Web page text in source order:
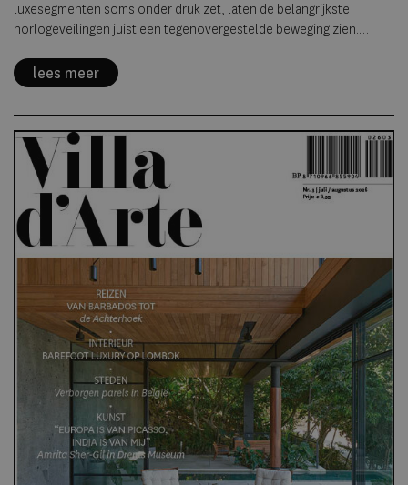
luxesegmenten soms onder druk zet, laten de belangrijkste
horlogeveilingen juist een tegenovergestelde beweging zien.
uitzonderlijke provenance blijken aantrekkelijker dan ooit voor
verzamelaars wereldwijd.
lees meer